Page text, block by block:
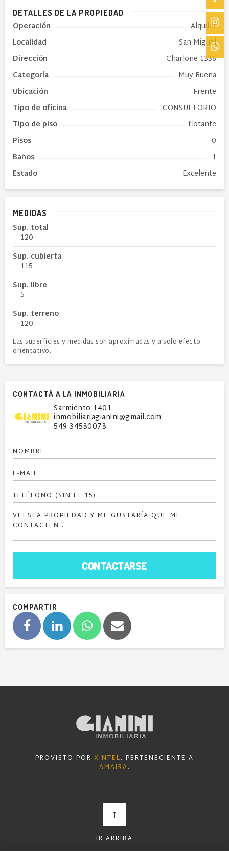
DETALLES DE LA PROPIEDAD
Operación
Alquiler
Localidad
San Miguel
Dirección
Charlone 1336
Categoría
Muy Buena
Ubicación
Frente
Tipo de oficina
CONSULTORIO
Tipo de piso
flotante
Pisos
0
Baños
1
Estado
Excelente
MEDIDAS
Sup. total
120
Sup. cubierta
115
Sup. libre
5
Sup. terreno
120
Las superficies y medidas son aproximadas y a solo efecto
orientativo.
CONTACTÁ A LA INMOBILIARIA
Sarmiento 1401
inmobiliariagianini@gmail.com
549 34530073
CONTACTARSE
COMPARTIR
PROVISTO POR XINTEL. PERTENECIENTE A
AMAIRA.
IR ARRIBA